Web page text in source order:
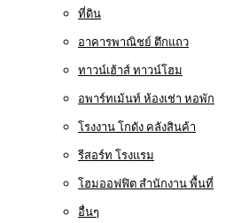
ที่ดิน
อาคารพาณิชย์ ตึกแถว
ทาวน์เฮ้าส์ ทาวน์โฮม
อพาร์ทเม้นท์ ห้องเช่า หอพัก
โรงงาน โกดัง คลังสินค้า
รีสอร์ท โรงแรม
โฮมออฟฟิต สำนักงาน พื้นที่
อื่นๆ